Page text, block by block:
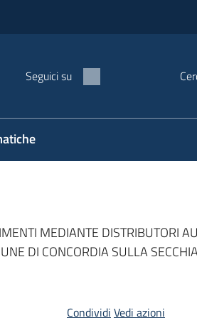
Seguici su
MEDIANTE DISTRIBUTORI
DI CONCORDIA SULLA
Condividi Vedi azioni